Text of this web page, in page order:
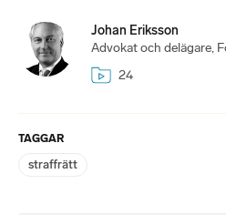
Johan Eriksson
Advokat och delägare,
24
TAGGAR
straffrätt